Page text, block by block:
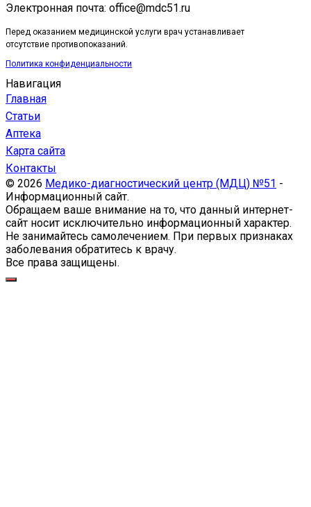
Электронная почта: office@mdc51.ru
Перед оказанием медицинской услуги врач устанавливает
отсутствие противопоказаний.
Политика конфиденциальности
Навигация
Главная
Статьи
Аптека
Карта сайта
Контакты
© 2026 Медико-диагностический центр (МДЦ) №51 -
Информационный сайт.
Обращаем ваше внимание на то, что данный интернет-
сайт носит исключительно информационный характер.
Не занимайтесь самолечением. При первых признаках
заболевания обратитесь к врачу.
Все права защищены.